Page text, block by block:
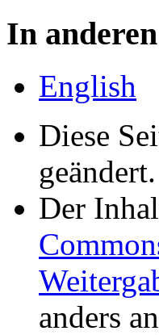
In
English
Diese
geändert.
Der
anders